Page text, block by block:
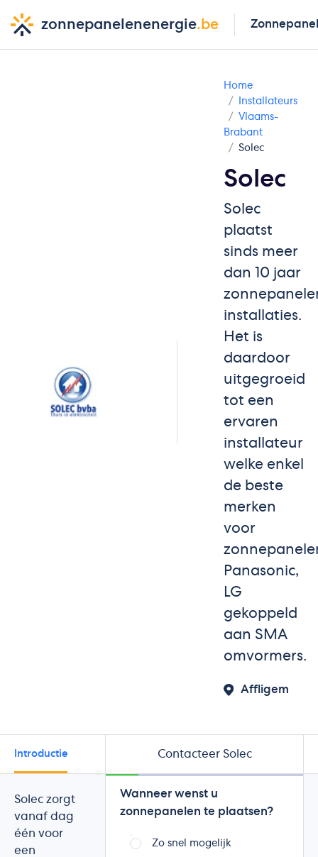
zonnepanelenenergie.be
Home
Installateurs
Vlaams-
Brabant
Solec
Solec
Solec
plaatst
sinds meer
dan 10 jaar
installaties.
Het is
daardoor
uitgegroeid
tot een
ervaren
installateur
welke enkel
de beste
merken
voor
Panasonic,
LG
gekoppeld
aan SMA
omvormers.
Affligem
Introductie BeoordelingenContacteer Solec
Solec zorgt
vanaf dag
één voor
een
Wanneer wenst u
zonnepanelen te plaatsen?
Zo snel mogelijk